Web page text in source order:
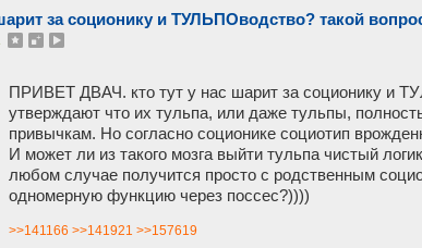
за соционику и ТУЛЬПОводство? такой
ПРИВЕТ ДВАЧ. кто тут у нас шарит за соционику и
утверждают что их тульпа, или даже тульпы,
привычкам. Но согласно соционике социотип
И может ли из такого мозга выйти тульпа чистый
любом случае получится просто с родственным
одномерную функцию через поссес?))))
>>141166 >>141921 >>157619